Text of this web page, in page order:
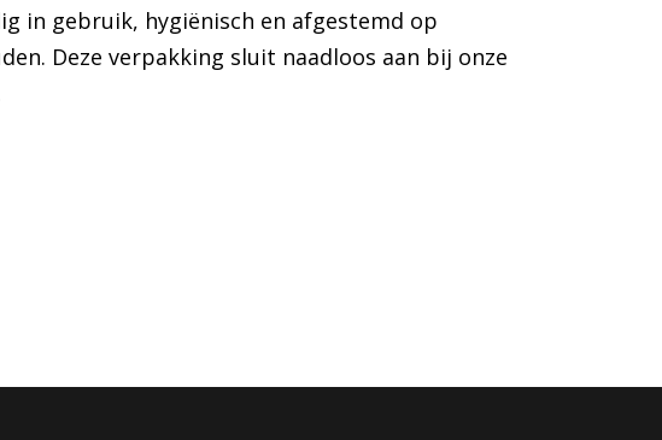
in gebruik, hygiënisch en afgestemd op
Deze verpakking sluit naadloos aan bij onze